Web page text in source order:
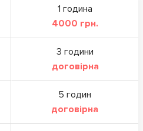
1 година
4000 грн.
3 години
договірна
5 годин
договірна